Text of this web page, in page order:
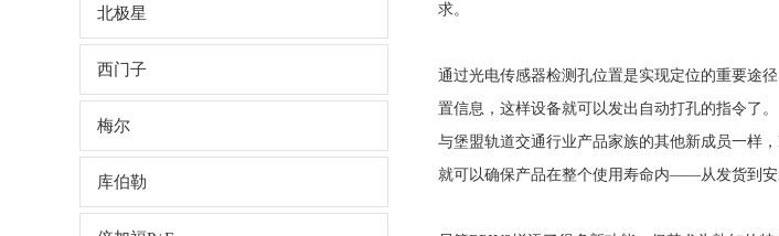
北极星
西门子
梅尔
库伯勒
求。
通过光电传感器检测孔位置是实现定位的重要途
置信息，这样设备就可以发出自动打孔的指令了。
与堡盟轨道交通行业产品家族的其他新成员一样
就可以确保产品在整个使用寿命内——从发货到